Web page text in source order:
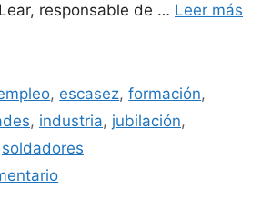
responsable de … Leer más
, escasez,formación,
, industria, jubilación,
soldadores